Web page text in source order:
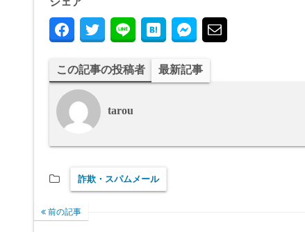
この記事の投稿者 最新記事
tarou
詐欺・スパムメール
前の記事